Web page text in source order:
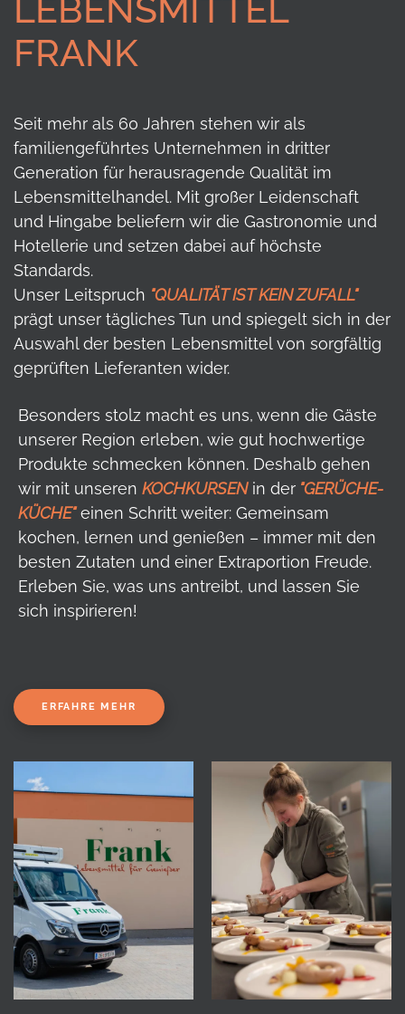
LEBENSMITTEL
FRANK
Seit mehr als 60 Jahren stehen wir als
familiengeführtes Unternehmen in dritter
Generation für herausragende Qualität im
Lebensmittelhandel. Mit großer Leidenschaft
und Hingabe beliefern wir die Gastronomie und
Hotellerie und setzen dabei auf höchste
Standards.
Unser Leitspruch "QUALITÄT IST KEIN ZUFALL"
prägt unser tägliches Tun und spiegelt sich in der
Auswahl der besten Lebensmittel von sorgfältig
geprüften Lieferanten wider.
Besonders stolz macht es uns, wenn die Gäste
unserer Region erleben, wie gut hochwertige
Produkte schmecken können. Deshalb gehen
wir mit unseren KOCHKURSENin der "GERÜCHE-
KÜCHE"einen Schritt weiter: Gemeinsam
kochen, lernen und genießen – immer mit den
besten Zutaten und einer Extraportion Freude.
Erleben Sie, was uns antreibt, und lassen Sie
sich inspirieren!
ERFAHRE MEHR